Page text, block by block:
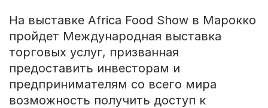
На выставке Africa Food Show в Марокко
пройдет Международная выставка
торговых услуг, призванная
предоставить инвесторам и
предпринимателям со всего мира
возможность получить доступ к